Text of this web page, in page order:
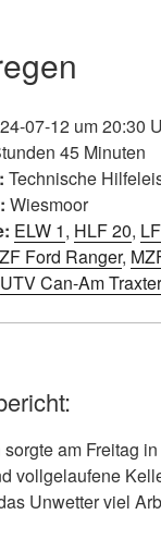
07-12 um 20:30
45 Minuten
Technische
Wiesmoor
ELW 1, HLF 20,
Ford Ranger,
UTV Can-Am Traxter
am Freitag
vollgelaufene
Unwetter viel